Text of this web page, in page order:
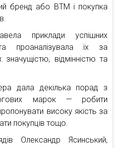
бренд або ВТМ і покупка
приклади успішних
проаналізувала їх за
відмінністю та
дала декілька порад з
марок — робити
високу якість за
покупців тощо.
Олександр Ясинський,